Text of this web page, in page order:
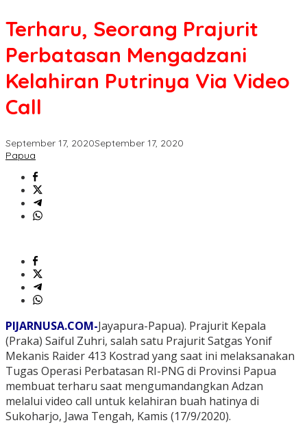
Terharu, Seorang Prajurit
Perbatasan Mengadzani
Kelahiran Putrinya Via Video
Call
September 17, 2020September 17, 2020
Papua
PIJARNUSA.COM-Jayapura-Papua). Prajurit Kepala
(Praka) Saiful Zuhri, salah satu Prajurit Satgas Yonif
Mekanis Raider 413 Kostrad yang saat ini melaksanakan
Tugas Operasi Perbatasan RI-PNG di Provinsi Papua
membuat terharu saat mengumandangkan Adzan
melalui video call untuk kelahiran buah hatinya di
Sukoharjo, Jawa Tengah, Kamis (17/9/2020).